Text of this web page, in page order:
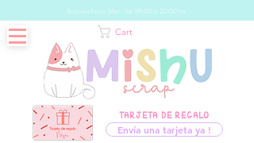
Business hours: Mon - Sat 09:00 to 20:00 hrs
TARJETA DE REGALO
Envía una tarjeta ya !
Cart